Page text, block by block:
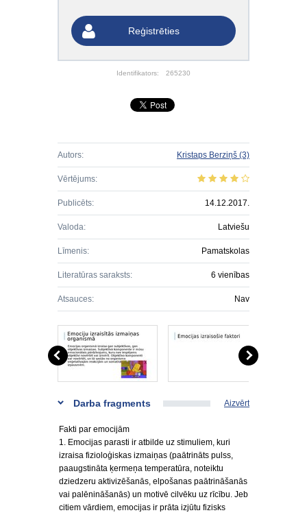
Reģistrēties
Identifikators: 265230
Autors: Kristaps Berziņš (3)
Vērtējums:
Publicēts: 14.12.2017.
Valoda: Latviešu
Līmenis: Pamatskolas
Literatūras saraksts: 6 vienības
Atsauces: Nav
Darba fragments Aizvērt
Fakti par emocijām
1. Emocijas parasti ir atbilde uz stimuliem, kuri
izraisa fizioloģiskas izmaiņas (paātrināts pulss,
paaugstināta ķermeņa temperatūra, noteiktu
dziedzeru aktivizēšanās, elpošanas paātrināšanās
vai palēnināšanās) un motivē cilvēku uz rīcību. Jeb
citiem vārdiem, emocijas ir prāta izjūtu fizisks